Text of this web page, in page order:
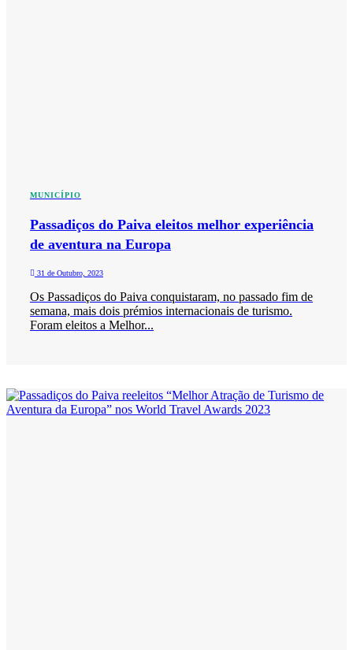
MUNICÍPIO
Passadiços do Paiva eleitos melhor experiência
de aventura na Europa
31 de Outubro, 2023
Os Passadiços do Paiva conquistaram, no passado fim de
semana, mais dois prémios internacionais de turismo.
Foram eleitos a Melhor...